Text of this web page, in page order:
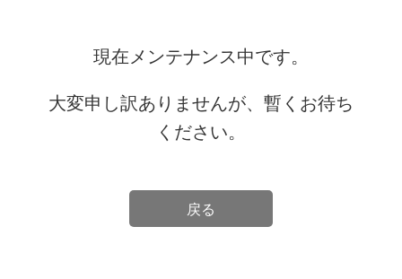
現在メンテナンス中です。
大変申し訳ありませんが、暫くお待ち
ください。
戻る